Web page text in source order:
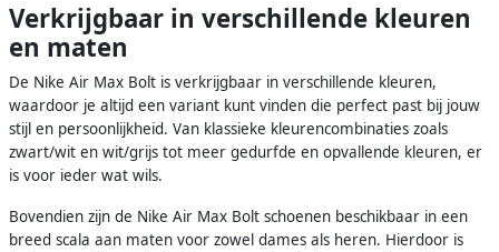
Verkrijgbaar in verschillende kleuren
en maten
De Nike Air Max Bolt is verkrijgbaar in verschillende kleuren,
waardoor je altijd een variant kunt vinden die perfect past bij jouw
stijl en persoonlijkheid. Van klassieke kleurencombinaties zoals
zwart/wit en wit/grijs tot meer gedurfde en opvallende kleuren, er
is voor ieder wat wils.
Bovendien zijn de Nike Air Max Bolt schoenen beschikbaar in een
breed scala aan maten voor zowel dames als heren. Hierdoor is